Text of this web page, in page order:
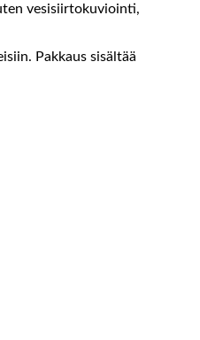
vesisiirtokuviointi,
Pakkaus sisältää